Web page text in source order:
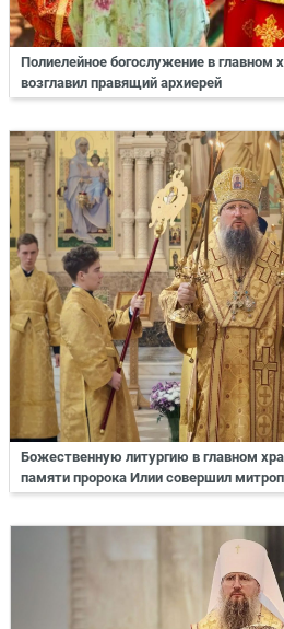
Полиелейное богослужение в главном
возглавил правящий архиерей
Божественную литургию в главном
памяти пророка Илии совершил